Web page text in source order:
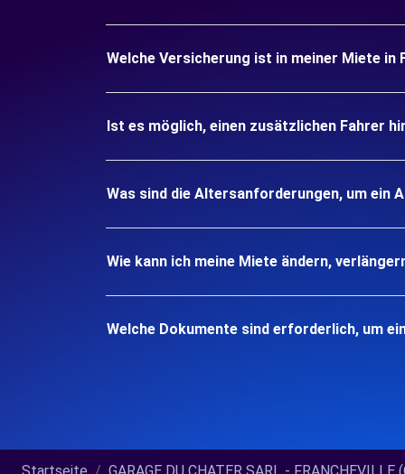
Welche Versicherung ist in meiner Miete in
Ist es möglich, einen zusätzlichen Fahrer
Was sind die Altersanforderungen, um ein
Wie kann ich meine Miete ändern,
Welche Dokumente sind erforderlich, um